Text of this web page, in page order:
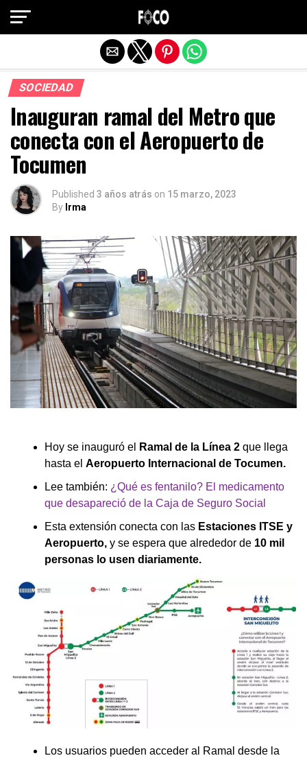
SOCIEDAD
Inauguran ramal del Metro que
conecta con el Aeropuerto de
Tocumen
Published 3 años atrás on 15 marzo, 2023
By Irma
Hoy se inauguró el Ramal de la Línea 2 que llega
hasta el Aeropuerto Internacional de Tocumen.
Lee también: ¿Qué es fentanilo? El medicamento
que desapareció de la Caja de Seguro Social
Esta extensión conecta con las Estaciones ITSE y
Aeropuerto, y se espera que alrededor de 10 mil
personas lo usen diariamente.
Los usuarios pueden acceder al Ramal desde la
Salir de la versión móvil